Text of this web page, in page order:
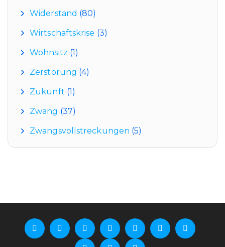
Widerstand (80)
Wirtschaftskrise (3)
Wohnsitz (1)
Zerstörung (4)
Zukunft (1)
Zwang (37)
Zwangsvollstreckungen (5)